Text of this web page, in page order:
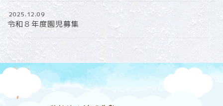
2025.12.09
令和８年度園児募集